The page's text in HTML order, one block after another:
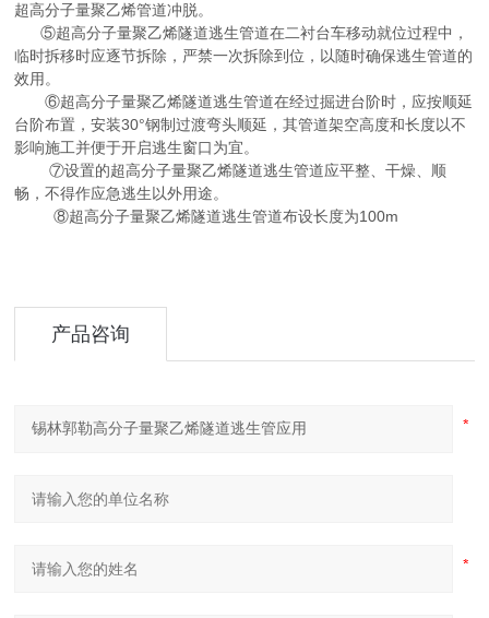
超高分子量聚乙烯管道冲脱。
⑤超高分子量聚乙烯隧道逃生管道在二衬台车移动就位过程中，
临时拆移时应逐节拆除，严禁一次拆除到位，以随时确保逃生管道的
效用。
⑥超高分子量聚乙烯隧道逃生管道在经过掘进台阶时，应按顺延
台阶布置，安装30°钢制过渡弯头顺延，其管道架空高度和长度以不
影响施工并便于开启逃生窗口为宜。
⑦设置的超高分子量聚乙烯隧道逃生管道应平整、干燥、顺
畅，不得作应急逃生以外用途。
⑧超高分子量聚乙烯隧道逃生管道布设长度为100m
产品咨询